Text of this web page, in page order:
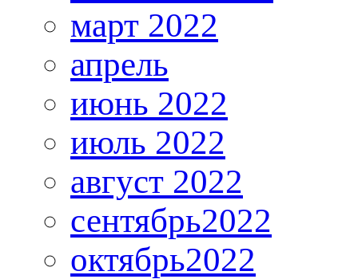
март 2022
апрель
июнь 2022
июль 2022
август 2022
сентябрь2022
октябрь2022